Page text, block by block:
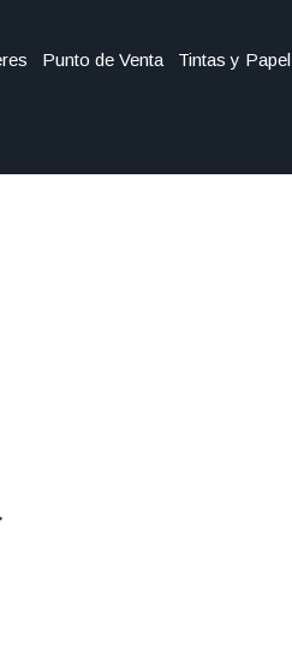
Punto de Venta Tintas y Papel